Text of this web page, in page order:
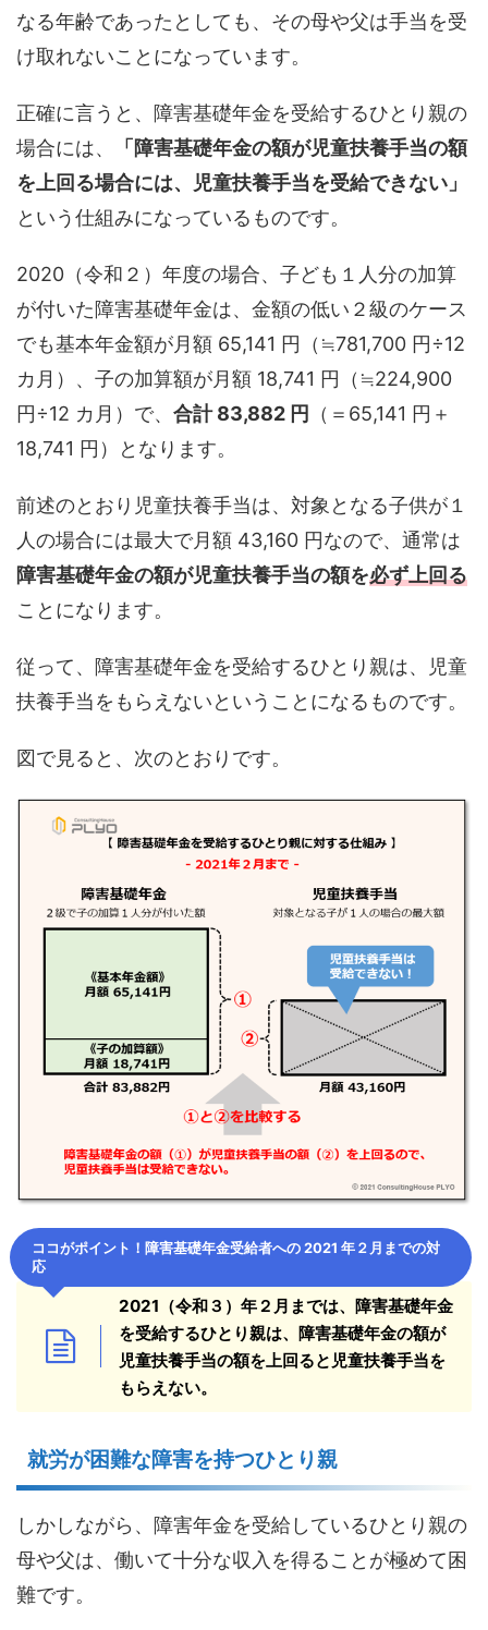
なる年齢であったとしても、その母や父は手当を受
け取れないことになっています。
正確に言うと、障害基礎年金を受給するひとり親の
場合には、
「障害基礎年金の額が児童扶養手当の額
を上回る場合には、児童扶養手当を受給できない」
という仕組みになっているものです。
2020（令和２）年度の場合、子ども１人分の加算
が付いた障害基礎年金は、金額の低い２級のケース
でも基本年金額が月額 65,141 円（≒781,700 円÷12
カ月）、子の加算額が月額 18,741 円（≒224,900
円÷12 カ月）で、 合計 83,882 円
（＝65,141 円＋
18,741 円）となります。
前述のとおり児童扶養手当は、対象となる子供が１
人の場合には最大で月額 43,160 円なので、通常は
障害基礎年金の額が児童扶養手当の額を必ず上回る
ことになります。
従って、障害基礎年金を受給するひとり親は、児童
扶養手当をもらえないということになるものです。
図で見ると、次のとおりです。
ココがポイント！ 障害基礎年金受給者への 2021 年２月までの対
応
2021（令和３）年２月までは、障害基礎年金
を受給するひとり親は、障害基礎年金の額が
児童扶養手当の額を上回ると児童扶養手当を
もらえない。
就労が困難な障害を持つひとり親
しかしながら、障害年金を受給しているひとり親の
母や父は、働いて十分な収入を得ることが極めて困
難です。